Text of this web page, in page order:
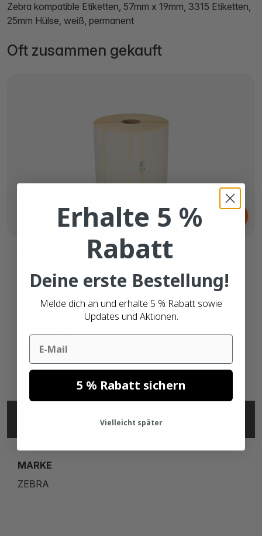
Zebra kompatible Etiketten, 57mm x 19mm, 3315 Etiketten,
25mm Hülse, weiß, permanent
Oft zusammen gekauft
Zebra kompatible Etiketten
Direkt thermisch (top)
Permanenter Kleber
SPECIFICATIONS
MARKE
ZEBRA
Erhalte 5 %
Rabatt
Deine erste Bestellung!
Melde dich an und erhalte 5 % Rabatt sowie
Updates und Aktionen.
Email
5 % Rabatt sichern
Vielleicht später